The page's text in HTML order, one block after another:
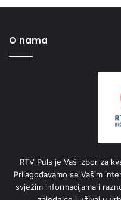
O nama
RTV Puls je Vaš izbor za
Prilagođavamo se Vašim
svježim informacijama i